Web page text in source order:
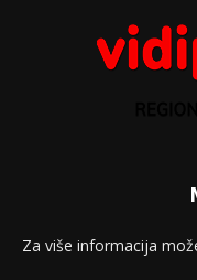
Za više informacija